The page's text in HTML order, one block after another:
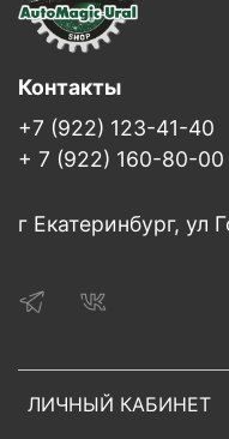
ЛИЧНЫЙ КАБИНЕТ
Контакты
+7 (922) 123-41-40
+ 7 (922) 160-80-00
г Екатеринбург, ул